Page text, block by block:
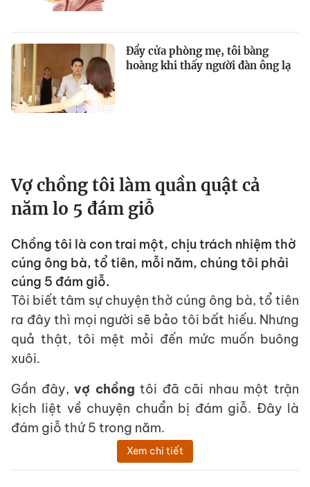
Đẩy cửa phòng mẹ, tôi bàng
hoàng khi thấy người đàn ông lạ
Vợ chồng tôi làm quần quật cả
năm lo 5 đám giỗ
Chồng tôi là con trai một, chịu trách nhiệm thờ
cúng ông bà, tổ tiên, mỗi năm, chúng tôi phải
cúng 5 đám giỗ.
Tôi biết tâm sự chuyện thờ cúng ông bà, tổ tiên
ra đây thì mọi người sẽ bảo tôi bất hiếu. Nhưng
quả thật, tôi mệt mỏi đến mức muốn buông
xuôi.
Gần đây,vợ chồng tôi đã cãi nhau một trận
kịch liệt về chuyện chuẩn bị đám giỗ. Đây là
đám giỗ thứ 5 trong năm.
Xem chi tiết